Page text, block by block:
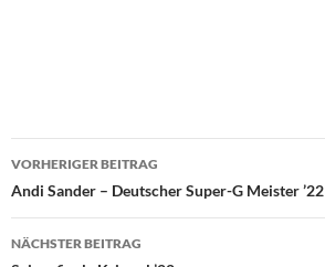
Beitragsnavigation
VORHERIGER BEITRAG
Andi Sander – Deutscher Super-G Meister ’22
NÄCHSTER BEITRAG